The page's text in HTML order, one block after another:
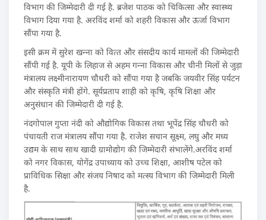
विभाग की जिम्मेदारी दी गई है. ब्रजेश पाठक को चिकित्सा और स्वास्थ्य
विभाग दिया गया है. अरविंद शर्मा को शहरी विकास और ऊर्जा विभाग
सौंपा गया है.
इसी क्रम में सुरेश खन्‍ना को वित्‍त और संसदीय कार्य मामलों की जिम्‍मेदारी
सौंपी गई है. यूपी के लिहाज से अहम गन्‍ना विकास और चीनी मिलों से जुड़ा
मंत्रालय लक्ष्‍मीनारायण चौधरी को सौंपा गया है जबकि जयवीर सिंह पर्यटन
और संस्‍कृति मंत्री होंगे. सूर्यप्रताप शाही को कृषि, कृषि शिक्षा और
अनुसंधान की जिम्‍मेदारी दी गई है.
नंदगोपाल गुप्‍ता नंदी को औद्योग‍िक विकास तथा भूपेंद्र सिंह चौधरी को
पंचायती राज मंत्रालय सौंपा गया है. राजेश सचान सूक्ष्‍म, लघु और मध्‍य
उद्यम के साथ साथ खादी ग्रामोद्योग की जिम्‍मेदारी संभालेंगे.अरविंद शर्मा
को नगर विकास, योगेंद्र उपाध्‍याय को उच्‍च शिक्षा, आशीष पटेल को
प्राविधिक सिक्षा और संजय निषाद को मत्‍स्‍य विभाग की जिम्‍मेदारी मिली
है.